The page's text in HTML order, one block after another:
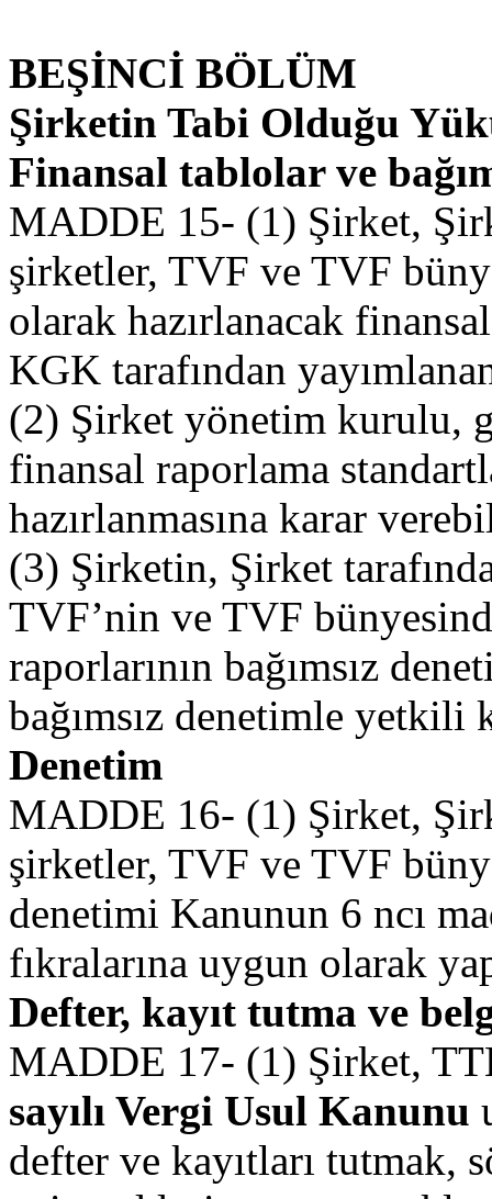
BEŞİNCİ BÖLÜM
Şirketin Tabi Olduğu
Finansal tablolar ve
MADDE 15- (1) Şirket,
şirketler, TVF ve TVF
olarak hazırlanacak
KGK tarafından
(2) Şirket yönetim kurulu,
finansal raporlama
hazırlanmasına karar
(3) Şirketin, Şirket
TVF’nin ve TVF
raporlarının bağımsız
bağımsız denetimle yetkili
Denetim
MADDE 16- (1) Şirket,
şirketler, TVF ve TVF
denetimi Kanunun 6 ncı
fıkralarına uygun olarak
Defter, kayıt tutma ve
MADDE 17- (1) Şirket,
sayılı Vergi Usul Kanunu
defter ve kayıtları tutmak,